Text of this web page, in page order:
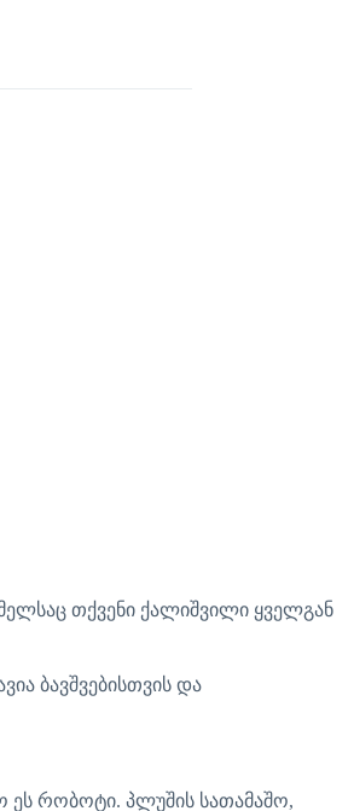
თქვენი ქალიშვილი ყველგან
ბავშვებისთვის და
ეს რობოტი. პლუშის სათამაშო,